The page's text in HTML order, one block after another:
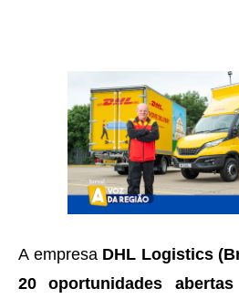
A empresa DHL Logistics
20 oportunidades